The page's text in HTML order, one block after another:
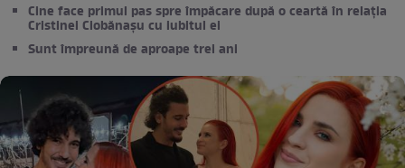
Cine face primul pas spre împăcare după o ceartă în relația
Cristinei Ciobănașu cu iubitul ei
Sunt împreună de aproape trei ani